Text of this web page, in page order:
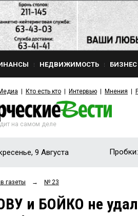
НЕДВИЖИМОСТЬ БИЗНЕС
Кто есть кто Интервью Мнения
на самом деле
9 Августа Пробки:
газеты → № 23
и БОЙКО не